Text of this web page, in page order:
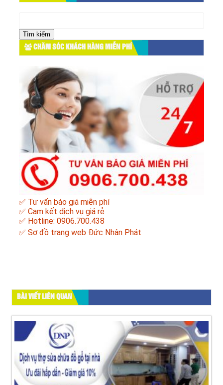
cho:
CHĂM SÓC KHÁCH HÀNG MIỄN PHÍ
✅ Tư vấn báo giá miễn phí
✅ Cam kết dịch vụ giá rẻ
✅ Hotline: 0906.700.438
✅ Sơ đồ trang web Đức Nhân Phát
BÀI VIẾT LIÊN QUAN